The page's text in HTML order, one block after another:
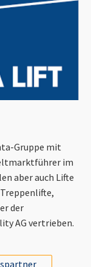
Gruppe mit
im
aber auch Lifte
der
AG vertrieben.